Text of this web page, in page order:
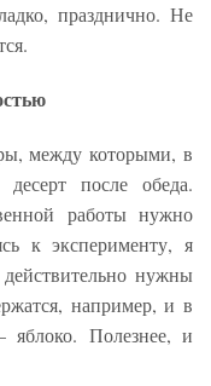
празднично. Не
между которыми, в
после обеда.
работы нужно
к эксперименту, я
нужны
например, и в
яблоко. Полезнее, и